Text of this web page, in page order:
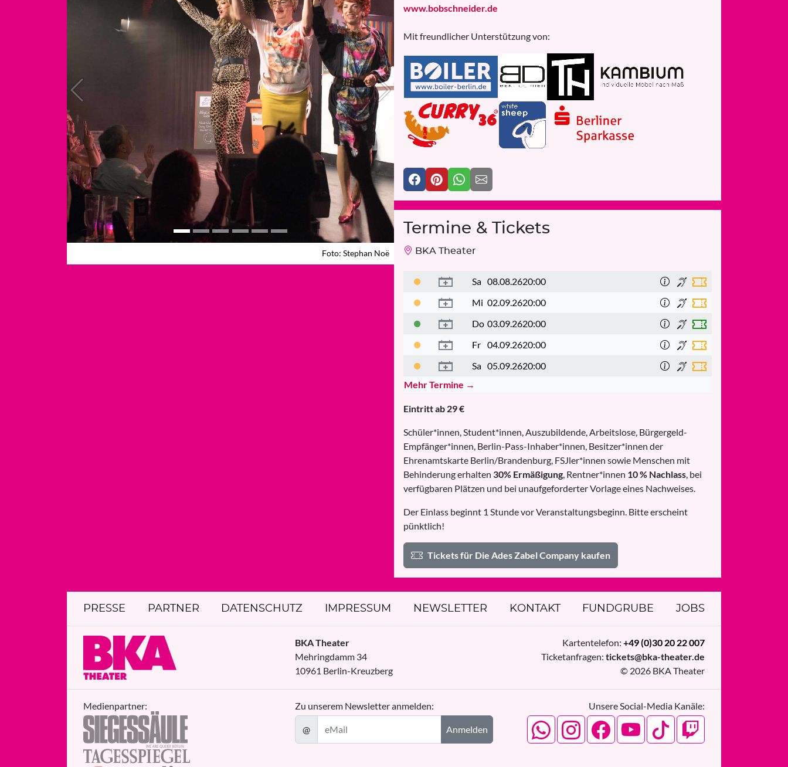
Foto: Stephan Noë
Foto: Stephan Noë
Previous Next
www.bobschneider.de
Mit freundlicher Unterstützung von:
Termine & Tickets
BKA Theater
Sa 08.08.2620:00
Mi 02.09.2620:00
Do 03.09.2620:00
Fr 04.09.2620:00
Sa 05.09.2620:00
Mehr Termine →
Eintritt ab 29 €
Schüler*innen, Student*innen, Auszubildende, Arbeitslose, Bürgergeld-
Empfänger*innen, Berlin-Pass-Inhaber*innen, Besitzer*innen der
Ehrenamtskarte Berlin/Brandenburg, FSJler*innen sowie Menschen mit
Behinderung erhalten 30% Ermäßigung, Rentner*innen 10 % Nachlass, bei
verfügbaren Plätzen und bei unaufgeforderter Vorlage eines Nachweises.
Der Einlass beginnt 1 Stunde vor Veranstaltungsbeginn. Bitte erscheint
pünktlich!
Tickets für Die Ades Zabel Company kaufen
PRESSE PARTNER DATENSCHUTZ IMPRESSUM NEWSLETTER KONTAKT FUNDGRUBE JOBS
BKA Theater
Mehringdamm 34
10961 Berlin-Kreuzberg
Kartentelefon: +49 (0)30 20 22 007
Ticketanfragen: tickets@bka-theater.de
© 2026 BKA Theater
Unsere Social-Media Kanäle:
Zu unserem Newsletter anmelden:
@ Anmelden
Medienpartner: